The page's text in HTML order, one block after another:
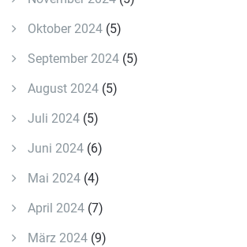
Oktober 2024 (5)
September 2024 (5)
August 2024 (5)
Juli 2024 (5)
Juni 2024 (6)
Mai 2024 (4)
April 2024 (7)
März 2024 (9)